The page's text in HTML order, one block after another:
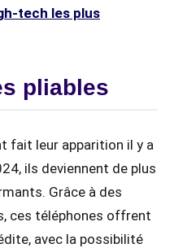
tech les plus
pliables
fait leur apparition il y a
ils deviennent de plus
Grâce à des
ces téléphones offrent
avec la possibilité